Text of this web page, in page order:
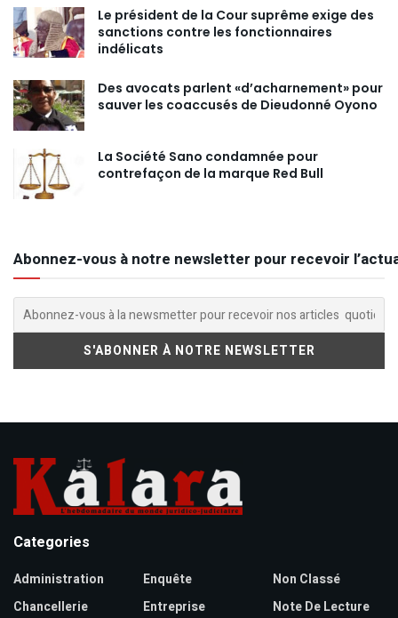
Le président de la Cour suprême exige des
sanctions contre les fonctionnaires
indélicats
Des avocats parlent «d’acharnement» pour
sauver les coaccusés de Dieudonné Oyono
La Société Sano condamnée pour
contrefaçon de la marque Red Bull
Abonnez-vous à notre newsletter pour recevoir
Categories
Administration
Chancellerie
Enquête
Entreprise
Non Classé
Note De Lecture